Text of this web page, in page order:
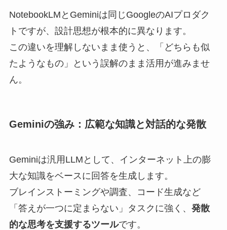
NotebookLMとGeminiは同じGoogleのAIプロダク
トですが、設計思想が根本的に異なります。
この違いを理解しないまま使うと、「どちらも似
たようなもの」という誤解のまま活用が進みませ
ん。
Geminiの強み：広範な知識と対話的な発散
Geminiは汎用LLMとして、インターネット上の膨
大な知識をベースに回答を生成します。
ブレインストーミングや調査、コード生成など
「答えが一つに定まらない」タスクに強く、 発散
的な思考を支援するツールです。